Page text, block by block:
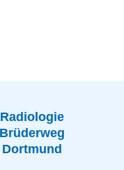
Radiologie
Brüderweg
Dortmund